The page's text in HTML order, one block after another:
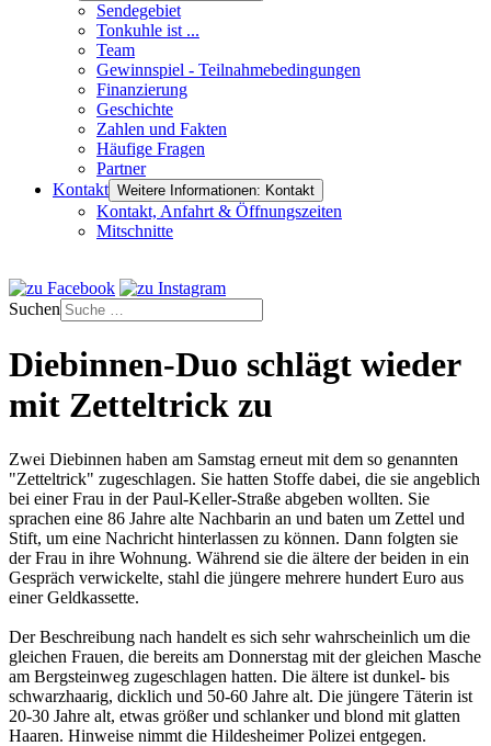
Sendegebiet
Tonkuhle ist ...
Team
Gewinnspiel - Teilnahmebedingungen
Finanzierung
Geschichte
Zahlen und Fakten
Häufige Fragen
Partner
Kontakt Weitere Informationen: Kontakt
Kontakt, Anfahrt & Öffnungszeiten
Mitschnitte
Suchen
Diebinnen-Duo schlägt wieder
mit Zetteltrick zu
Zwei Diebinnen haben am Samstag erneut mit dem so genannten
"Zetteltrick" zugeschlagen. Sie hatten Stoffe dabei, die sie angeblich
bei einer Frau in der Paul-Keller-Straße abgeben wollten. Sie
sprachen eine 86 Jahre alte Nachbarin an und baten um Zettel und
Stift, um eine Nachricht hinterlassen zu können. Dann folgten sie
der Frau in ihre Wohnung. Während sie die ältere der beiden in ein
Gespräch verwickelte, stahl die jüngere mehrere hundert Euro aus
einer Geldkassette.
Der Beschreibung nach handelt es sich sehr wahrscheinlich um die
gleichen Frauen, die bereits am Donnerstag mit der gleichen Masche
am Bergsteinweg zugeschlagen hatten. Die ältere ist dunkel- bis
schwarzhaarig, dicklich und 50-60 Jahre alt. Die jüngere Täterin ist
20-30 Jahre alt, etwas größer und schlanker und blond mit glatten
Haaren. Hinweise nimmt die Hildesheimer Polizei entgegen.